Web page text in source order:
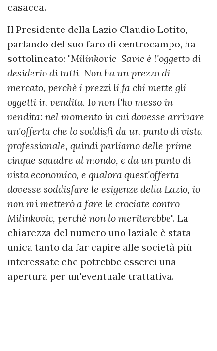
casacca.
Il Presidente della Lazio Claudio Lotito,
parlando del suo faro di centrocampo, ha
sottolineato: "Milinkovic-Savic è l'oggetto di
desiderio di tutti. Non ha un prezzo di
mercato, perchè i prezzi li fa chi mette gli
oggetti in vendita. Io non l'ho messo in
vendita: nel momento in cui dovesse arrivare
un'offerta che lo soddisfi da un punto di vista
professionale, quindi parliamo delle prime
cinque squadre al mondo, e da un punto di
vista economico, e qualora quest'offerta
dovesse soddisfare le esigenze della Lazio, io
non mi metterò a fare le crociate contro
Milinkovic, perchè non lo meriterebbe". La
chiarezza del numero uno laziale è stata
unica tanto da far capire alle società più
interessate che potrebbe esserci una
apertura per un'eventuale trattativa.